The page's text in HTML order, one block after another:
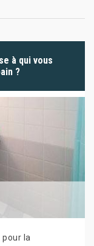
à qui vous
?
la